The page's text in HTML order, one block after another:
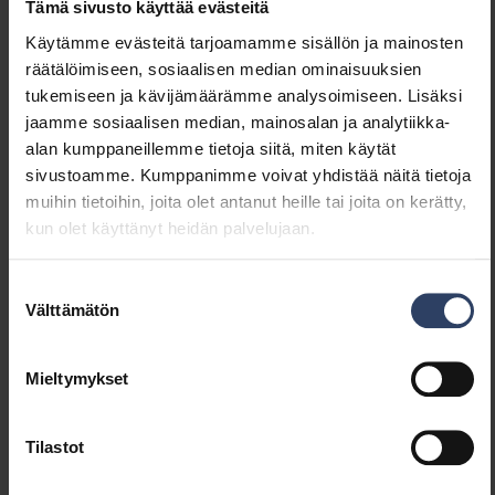
Tämä sivusto käyttää evästeitä
Käytämme evästeitä tarjoamamme sisällön ja mainosten
räätälöimiseen, sosiaalisen median ominaisuuksien
tukemiseen ja kävijämäärämme analysoimiseen. Lisäksi
jaamme sosiaalisen median, mainosalan ja analytiikka-
alan kumppaneillemme tietoja siitä, miten käytät
sivustoamme. Kumppanimme voivat yhdistää näitä tietoja
muihin tietoihin, joita olet antanut heille tai joita on kerätty,
kun olet käyttänyt heidän palvelujaan.
valinta
Välttämätön
Mieltymykset
Tilastot
(THD)
Himmennys ja ohjaus
Himmennettävä
Ei
Himmennys 0-10 V
Ei
Himmennys 1-10 V
Ei
Himmennys DALI
Ei
Himmennys DSI
valmistajakohtainen
verkkovirtamodulaatio